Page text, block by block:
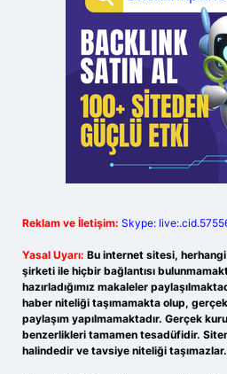
Reklam ve İletişim: Skype:
Yasal Uyarı: Bu internet sitesi,
şirketi ile hiçbir bağlantısı
hazırladığımız makaleler
haber niteliği taşımamakta olup,
paylaşım yapılmamaktadır. Gerçek
benzerlikleri tamamen tesadüfidir.
halindedir ve tavsiye niteliği taşımazlar.